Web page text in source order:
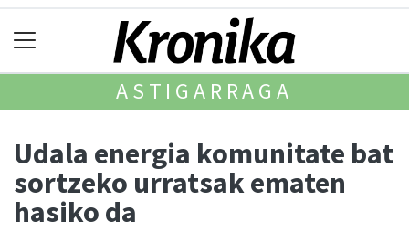
ASTIGARRAGA
Udala energia komunitate bat
sortzeko urratsak ematen
hasiko da